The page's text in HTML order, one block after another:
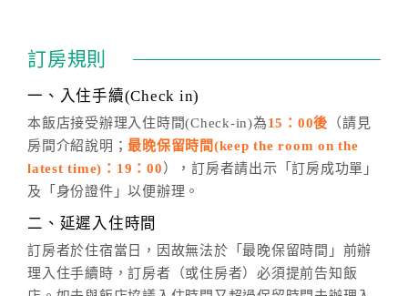
話方式異動訂單。
※非客服時間之申辦異動，皆為次日計算及辦理。
五、客服時間
週一至週日，上午9:00～晚上6:00
六、聯絡方式
(07)9682715 。
訂房規則
一、入住手續(Check in)
本飯店接受辦理入住時間(Check-in)為15：00後 （請見
房間介紹說明；最晚保留時間(keep the room on the
latest time)：19：00 ），訂房者請出示「訂房成功單」
及「身份證件」以便辦理。
二、延遲入住時間
訂房者於住宿當日，因故無法於「最晚保留時間」前辦
理入住手續時，訂房者（或住房者）必須提前告知飯